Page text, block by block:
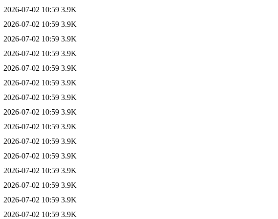
2026-07-02 10:59 3.9K
2026-07-02 10:59 3.9K
2026-07-02 10:59 3.9K
2026-07-02 10:59 3.9K
2026-07-02 10:59 3.9K
2026-07-02 10:59 3.9K
2026-07-02 10:59 3.9K
2026-07-02 10:59 3.9K
2026-07-02 10:59 3.9K
2026-07-02 10:59 3.9K
2026-07-02 10:59 3.9K
2026-07-02 10:59 3.9K
2026-07-02 10:59 3.9K
2026-07-02 10:59 3.9K
2026-07-02 10:59 3.9K